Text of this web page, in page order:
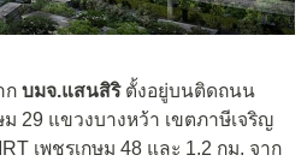
ก บมจ.แสนสิริตั้งอยู่บนติดถนน
ม 29 แขวงบางหว้า เขตภาษีเจริญ
เพชรเกษม 48 และ 1.2 กม. จาก